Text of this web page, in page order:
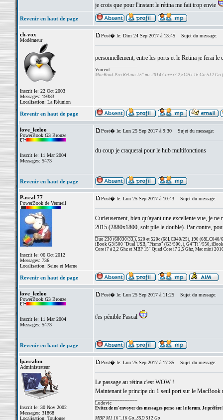
je crois que pour l'instant le rétina me fait trop envie
Revenir en haut de page
ch-vox
Modérateur
Inscrit le: 22 Oct 2003
Messages: 19383
Localisation: La Réunion
Post� le: Dim 24 Sep 2017 à 13:45 Sujet du message:
personnellement, entre les ports et le Retina je ferai
Vincent
MacBook Pro Retina 15" mi-2014 Core i7 2,5GHz 16 Go 512 Go
Revenir en haut de page
love_leeloo
PowerBook G3 Bronze
Inscrit le: 11 Mar 2004
Messages: 5473
Post� le: Lun 25 Sep 2017 à 9:30 Sujet du message:
du coup je craquerai pour le hub multifonctions
Revenir en haut de page
Pascal 77
PowerBook de Vermeil
Inscrit le: 06 Oct 2012
Messages: 736
Localisation: Seine et Marne
Post� le: Lun 25 Sep 2017 à 10:43 Sujet du message:
Curieusement, bien qu'ayant une excellente vue, je
2015 (2880x1800, soit pile le double). Par contre,
Duo 230 (68030/33,), 520 et 520c (68LC040/25), 190 (68LC040/
iBook G3/500 "Dual USB, "Pismo" (G3/500, ), G4"Ti"/550,
Core i7 à 2,2 Ghz et MBP 15" Quad Core i7 2,5 Ghz, Mac mini
Revenir en haut de page
love_leeloo
PowerBook G3 Bronze
Inscrit le: 11 Mar 2004
Messages: 5473
Post� le: Lun 25 Sep 2017 à 11:25 Sujet du message:
t'es pénible Pascal
Revenir en haut de page
lpascalon
Administrateur
Inscrit le: 30 Nov 2002
Messages: 31868
Localisation: Toulouse
Post� le: Lun 25 Sep 2017 à 17:35 Sujet du message:
Le passage au rétina c'est WOW !
Maintenant le principe du 1 seul port sur le MacBook
Ludovic
Evitez de m'envoyer des messages perso sur le forum. Je préfère
MBP M1 16", 16 Go, SSD 512 Go